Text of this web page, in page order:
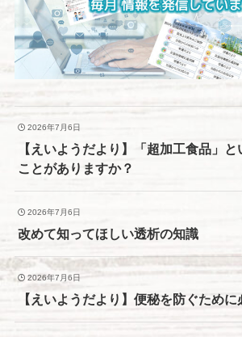
2026年7月6日
【えいようだより】「超加工食品」
ことがありますか？
2026年7月6日
改めて知ってほしい透析の知識
2026年7月6日
【えいようだより】便秘を防ぐため